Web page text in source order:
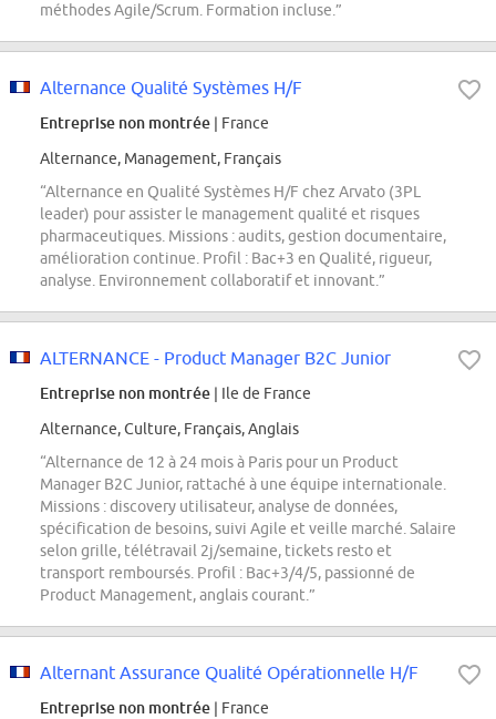
méthodes Agile/Scrum. Formation incluse.”
Alternance Qualité Systèmes H/F
Entreprise non montrée | France
Alternance, Management, Français
“Alternance en Qualité Systèmes H/F chez Arvato (3PL
leader) pour assister le management qualité et risques
pharmaceutiques. Missions : audits, gestion documentaire,
amélioration continue. Profil : Bac+3 en Qualité, rigueur,
analyse. Environnement collaboratif et innovant.”
ALTERNANCE - Product Manager B2C Junior
Entreprise non montrée | Ile de France
Alternance, Culture, Français, Anglais
“Alternance de 12 à 24 mois à Paris pour un Product
Manager B2C Junior, rattaché à une équipe internationale.
Missions : discovery utilisateur, analyse de données,
spécification de besoins, suivi Agile et veille marché. Salaire
selon grille, télétravail 2j/semaine, tickets resto et
transport remboursés. Profil : Bac+3/4/5, passionné de
Product Management, anglais courant.”
Alternant Assurance Qualité Opérationnelle H/F
Entreprise non montrée | France